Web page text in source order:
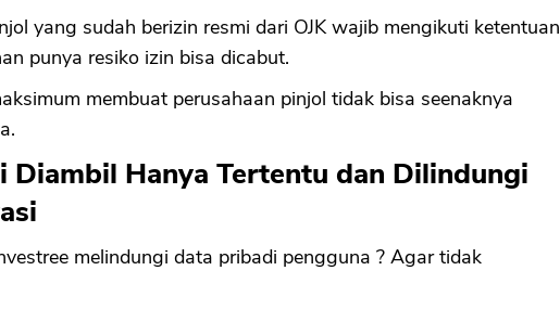
yang sudah berizin resmi dari OJK wajib mengikuti ketentuan
punya resiko izin bisa dicabut.
membuat perusahaan pinjol tidak bisa seenaknya
Diambil Hanya Tertentu dan Dilindungi
melindungi data pribadi pengguna ? Agar tidak